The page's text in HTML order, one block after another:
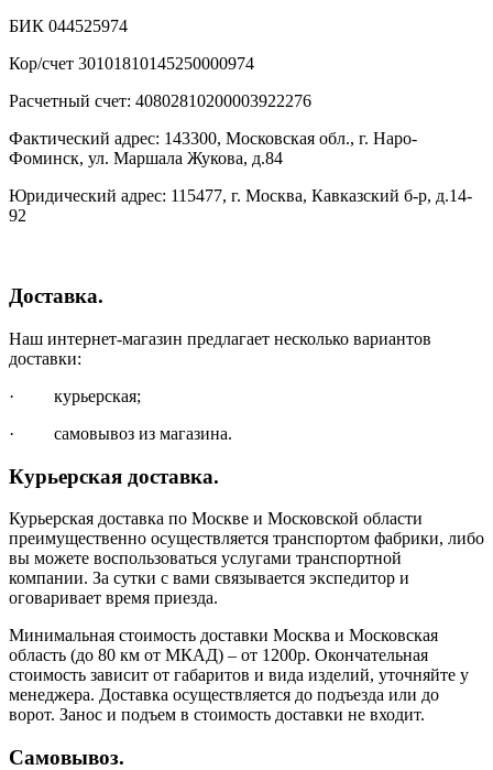
БИК 044525974
Кор/счет 30101810145250000974
Расчетный счет: 40802810200003922276
Фактический адрес: 143300, Московская обл., г. Наро-
Фоминск, ул. Маршала Жукова, д.84
Юридический адрес: 115477, г. Москва, Кавказский б-р, д.14-
92
Доставка.
Наш интернет-магазин предлагает несколько вариантов
доставки:
· курьерская;
· самовывоз из магазина.
Курьерская доставка.
Курьерская доставка по Москве и Московской области
преимущественно осуществляется транспортом фабрики, либо
вы можете воспользоваться услугами транспортной
компании. За сутки с вами связывается экспедитор и
оговаривает время приезда.
Минимальная стоимость доставки Москва и Московская
область (до 80 км от МКАД) – от 1200р. Окончательная
стоимость зависит от габаритов и вида изделий, уточняйте у
менеджера. Доставка осуществляется до подъезда или до
ворот. Занос и подъем в стоимость доставки не входит.
Самовывоз.